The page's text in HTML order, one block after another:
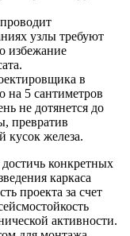
узлы требуют
избежание
в
на 5 сантиметров
не дотянется до
превратив
кусок железа.
конкретных
каркаса
проекта за счет
активности.